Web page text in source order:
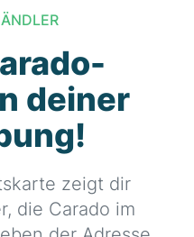
deiner
zeigt dir
die Carado im